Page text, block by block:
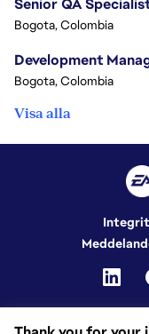
Bogota, Colombia
Development
Bogota, Colombia
Visa alla